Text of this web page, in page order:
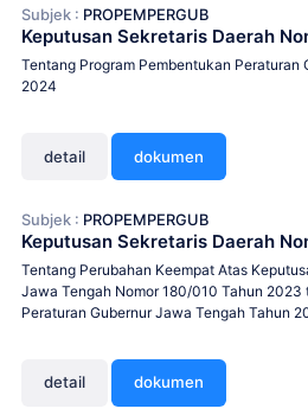
Subjek : PROPEMPERGUB
Keputusan Sekretaris Daerah
Tentang Program Pembentukan Peraturan
2024
detail dokumen
Subjek : PROPEMPERGUB
Keputusan Sekretaris Daerah
Tentang Perubahan Keempat Atas
Jawa Tengah Nomor 180/010 Tahun 2023
Peraturan Gubernur Jawa Tengah Tahun
detail dokumen